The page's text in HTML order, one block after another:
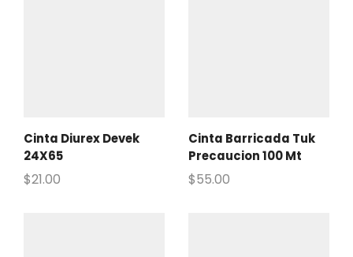
Cinta Diurex Devek
24X65
$21.00
Cinta Barricada Tuk
Precaucion 100 Mt
$55.00